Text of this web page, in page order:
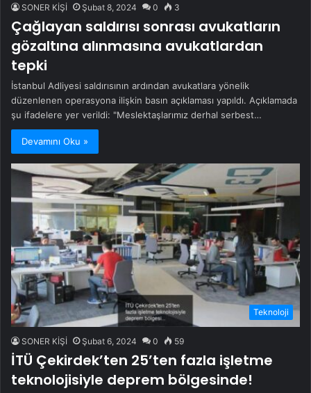
SONER KİŞİ Şubat 8, 2024 0 3
Çağlayan saldırısı sonrası avukatların
gözaltına alınmasına avukatlardan
tepki
İstanbul Adliyesi saldırısının ardından avukatlara yönelik
düzenlenen operasyona ilişkin basın açıklaması yapıldı. Açıklamada
şu ifadelere yer verildi: "Meslektaşlarımız derhal serbest…
Devamını Oku »
Teknoloji
SONER KİŞİ Şubat 6, 2024 0 59
İTÜ Çekirdek’ten 25’ten fazla işletme
teknolojisiyle deprem bölgesinde!